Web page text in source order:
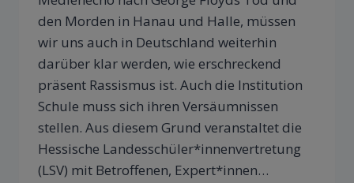
den Morden in Hanau und Halle, müssen
wir uns auch in Deutschland weiterhin
darüber klar werden, wie erschreckend
präsent Rassismus ist. Auch die Institution
Schule muss sich ihren Versäumnissen
stellen. Aus diesem Grund veranstaltet die
Hessische Landesschüler*innenvertretung
(LSV) mit Betroffenen, Expert*innen…